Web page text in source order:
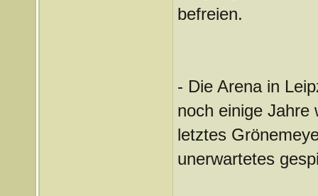
befreien.
- Die Arena in
noch einige Jahre
letztes
unerwartetes